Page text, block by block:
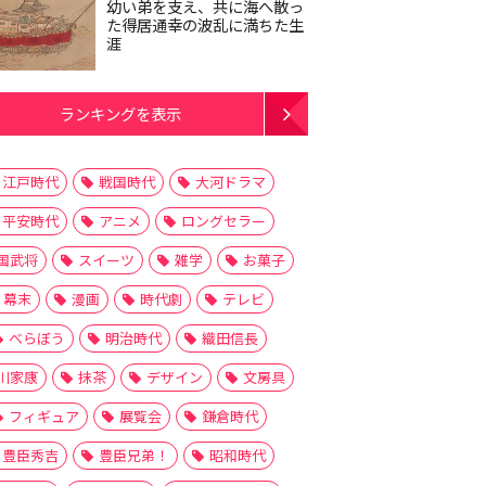
幼い弟を支え、共に海へ散っ
た得居通幸の波乱に満ちた生
涯
ランキングを表示
江戸時代 戦国時代
大河ドラマ
平安時代
アニメ
ロングセラー
武将
スイーツ 雑学
お菓子
幕末
漫画 時代劇
テレビ
べらぼう
明治時代
織田信長
家康
抹茶 デザイン
文房具
フィギュア
展覧会
鎌倉時代
豊臣秀吉
豊臣兄弟！
昭和時代